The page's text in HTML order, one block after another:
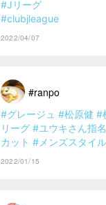
#Jリーグ
#clubjleague
2022/04/07
#ranpo
#グレージュ #松原健 #
リーグ #ユウキさん指名
カット #メンズスタイル
2022/01/15